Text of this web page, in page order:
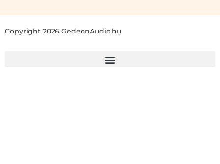
Copyright 2026 GedeonAudio.hu